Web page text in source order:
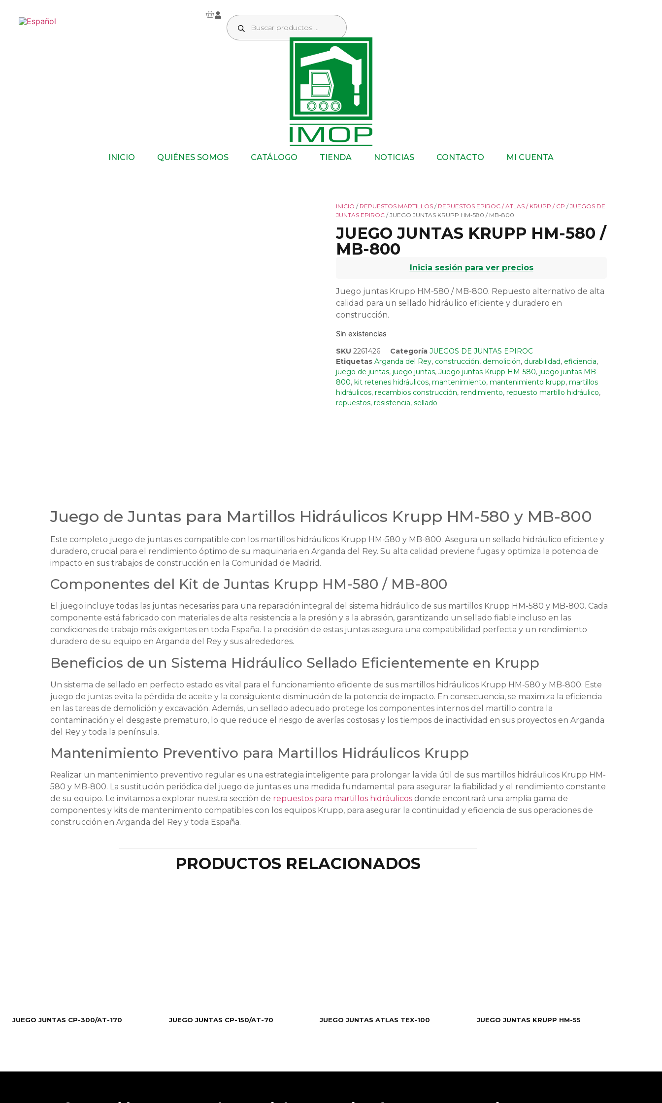
INICIO QUIÉNES SOMOS CATÁLOGO TIENDA NOTICIAS CONTACTO MI CUENTA
INICIO / REPUESTOS MARTILLOS / REPUESTOS EPIROC / ATLAS / KRUPP / CP /JUEGOS DE
JUNTAS EPIROC / JUEGO JUNTAS KRUPP HM-580 / MB-800
JUEGO JUNTAS KRUPP HM-580 /
MB-800
Inicia sesión para ver precios
Juego juntas Krupp HM-580 / MB-800. Repuesto alternativo de alta
calidad para un sellado hidráulico eficiente y duradero en
construcción.
Sin existencias
SKU 2261426 Categoría JUEGOS DE JUNTAS EPIROC
Etiquetas Arganda del Rey, construcción, demolición, durabilidad, eficiencia,
juego de juntas, juego juntas, Juego juntas Krupp HM-580, juego juntas MB-
800, kit retenes hidráulicos, mantenimiento, mantenimiento krupp, martillos
hidráulicos, recambios construcción, rendimiento, repuesto martillo hidráulico,
repuestos, resistencia, sellado
Juego de Juntas para Martillos Hidráulicos Krupp HM-580 y MB-800
Este completo juego de juntas es compatible con los martillos hidráulicos Krupp HM-580 y MB-800. Asegura un sellado hidráulico eficiente y
duradero, crucial para el rendimiento óptimo de su maquinaria en Arganda del Rey. Su alta calidad previene fugas y optimiza la potencia de
impacto en sus trabajos de construcción en la Comunidad de Madrid.
Componentes del Kit de Juntas Krupp HM-580 / MB-800
El juego incluye todas las juntas necesarias para una reparación integral del sistema hidráulico de sus martillos Krupp HM-580 y MB-800. Cada
componente está fabricado con materiales de alta resistencia a la presión y a la abrasión, garantizando un sellado fiable incluso en las
condiciones de trabajo más exigentes en toda España. La precisión de estas juntas asegura una compatibilidad perfecta y un rendimiento
duradero de su equipo en Arganda del Rey y sus alrededores.
Beneficios de un Sistema Hidráulico Sellado Eficientemente en Krupp
Un sistema de sellado en perfecto estado es vital para el funcionamiento eficiente de sus martillos hidráulicos Krupp HM-580 y MB-800. Este
juego de juntas evita la pérdida de aceite y la consiguiente disminución de la potencia de impacto. En consecuencia, se maximiza la eficiencia
en las tareas de demolición y excavación. Además, un sellado adecuado protege los componentes internos del martillo contra la
contaminación y el desgaste prematuro, lo que reduce el riesgo de averías costosas y los tiempos de inactividad en sus proyectos en Arganda
del Rey y toda la península.
Mantenimiento Preventivo para Martillos Hidráulicos Krupp
Realizar un mantenimiento preventivo regular es una estrategia inteligente para prolongar la vida útil de sus martillos hidráulicos Krupp HM-
580 y MB-800. La sustitución periódica del juego de juntas es una medida fundamental para asegurar la fiabilidad y el rendimiento constante
de su equipo. Le invitamos a explorar nuestra sección de repuestos para martillos hidráulicos donde encontrará una amplia gama de
componentes y kits de mantenimiento compatibles con los equipos Krupp, para asegurar la continuidad y eficiencia de sus operaciones de
construcción en Arganda del Rey y toda España.
PRODUCTOS RELACIONADOS
JUEGO JUNTAS CP-300/AT-170 JUEGO JUNTAS CP-150/AT-70 JUEGO JUNTAS ATLAS TEX-100 JUEGO JUNTAS KRUPP HM-55